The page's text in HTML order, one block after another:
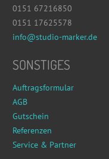
0151 67216850
0151 17625578
info@studio-marker.de
SONSTIGES
Auftragsformular
AGB
Gutschein
Referenzen
Service & Partner